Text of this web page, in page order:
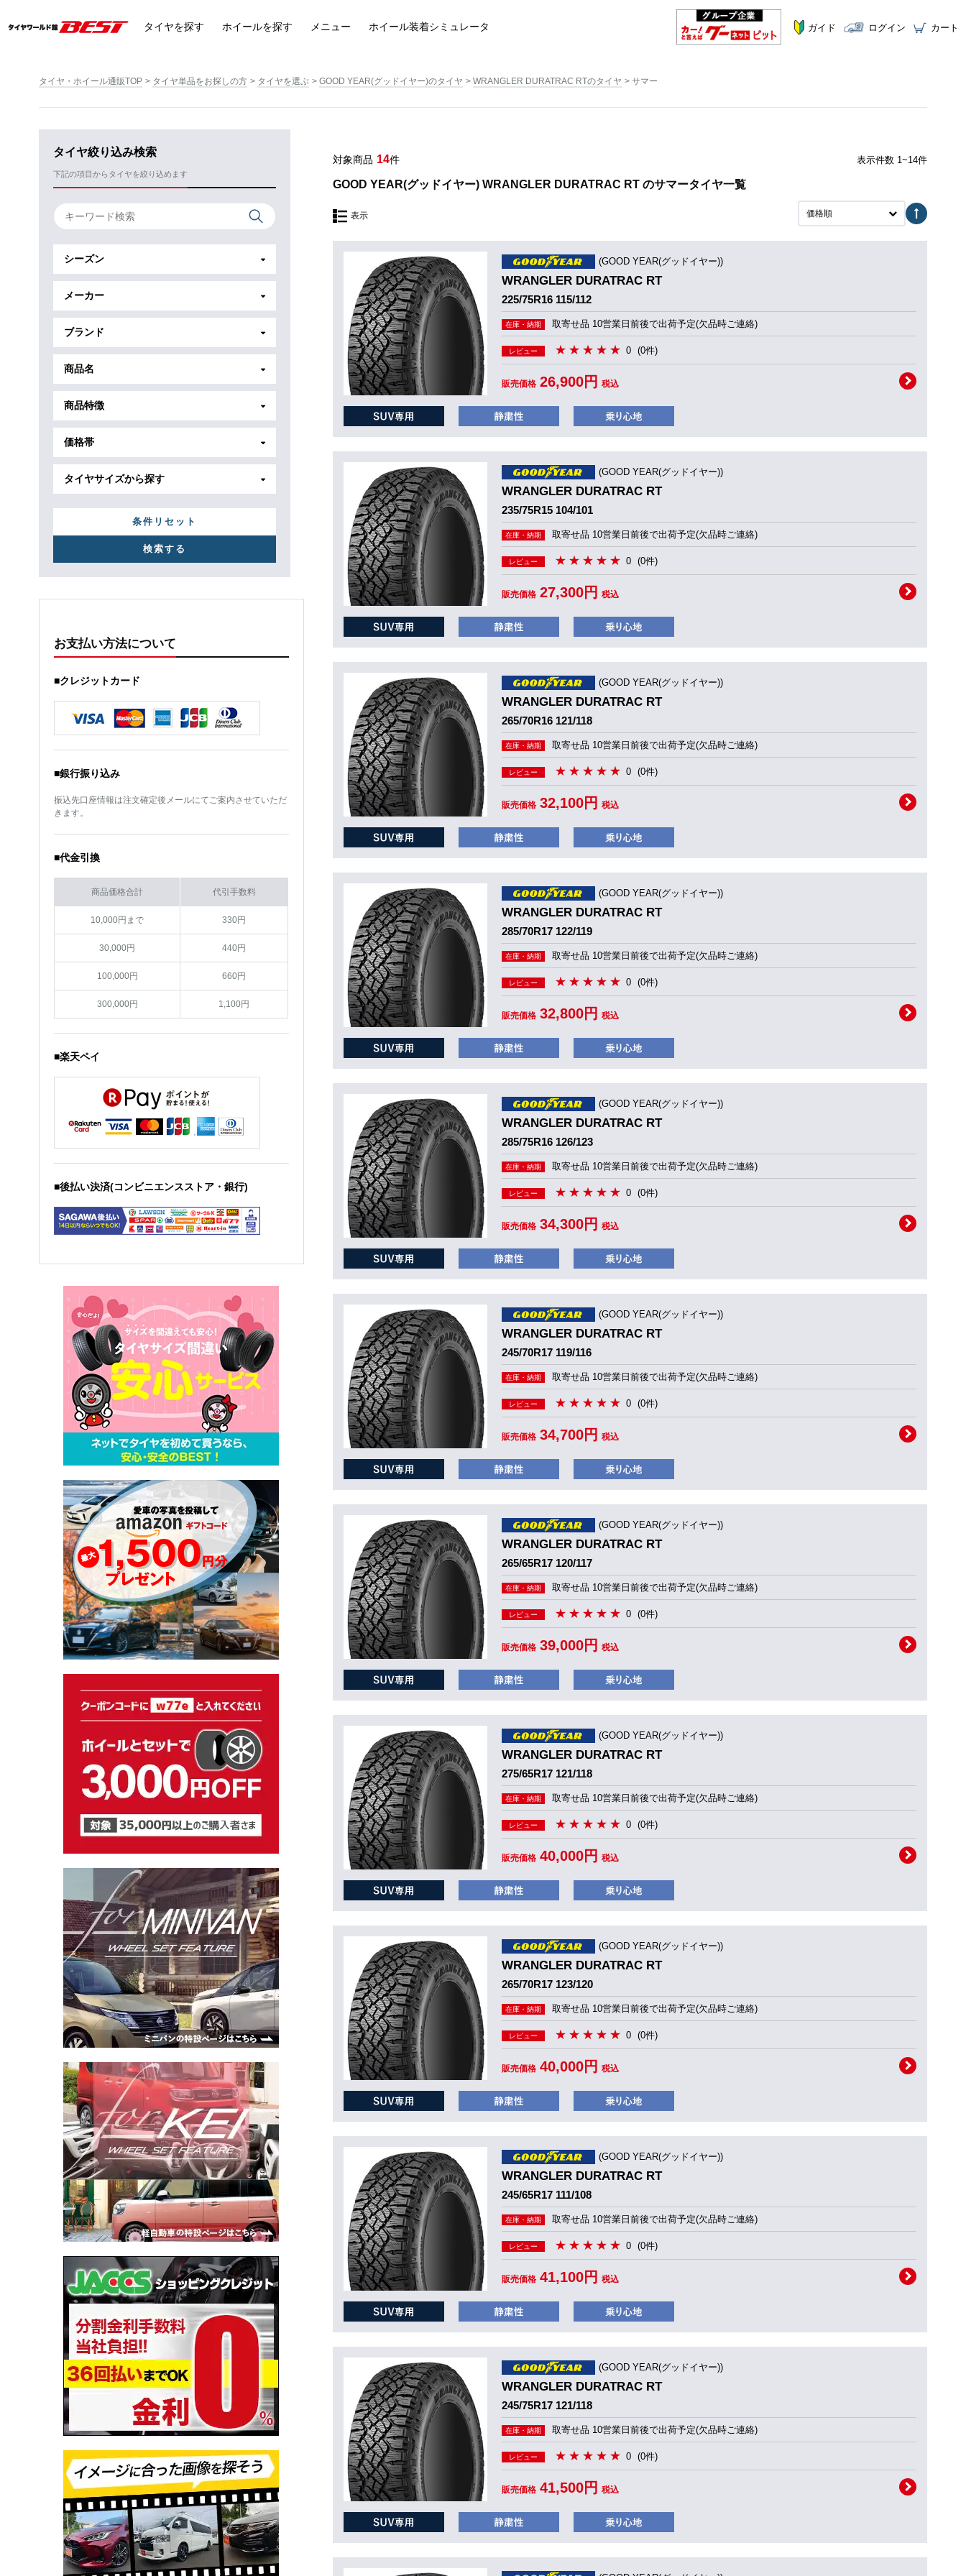
タイヤを探す ホイールを探す メニュー ホイール装着シミュレータ ガイド ログイン カート
タイヤ・ホイール通販TOP タイヤ単品をお探しの方 タイヤを選ぶ GOOD YEAR(グッドイヤー)のタイヤ WRANGLER DURATRAC RTのタイヤ サマー
タイヤ絞り込み検索
下記の項目からタイヤを絞り込めます
シーズン
メーカー
ブランド
商品名
商品特徴
価格帯
タイヤサイズから探す
条件リセット
お支払い方法について
■クレジットカード
■銀行振り込み
振込先口座情報は注文確定後メールにてご案内させていただ
きます。
■代金引換
商品価格合計 代引手数料
10,000円まで 330円
30,000円 440円
100,000円 660円
300,000円 1,100円
■楽天ペイ
■後払い決済(コンビニエンスストア・銀行)
対象商品 14件 表示件数 1~14件
GOOD YEAR(グッドイヤー) WRANGLER DURATRAC RT のサマータイヤ一覧
表示 価格順
(GOOD YEAR(グッドイヤー))
WRANGLER DURATRAC RT
225/75R16 115/112
在庫・納期 取寄せ品 10営業日前後で出荷予定(欠品時ご連絡)
レビュー 0 (0件)
販売価格 26,900円 税込
(GOOD YEAR(グッドイヤー))
WRANGLER DURATRAC RT
235/75R15 104/101
在庫・納期 取寄せ品 10営業日前後で出荷予定(欠品時ご連絡)
レビュー 0 (0件)
販売価格 27,300円 税込
(GOOD YEAR(グッドイヤー))
WRANGLER DURATRAC RT
265/70R16 121/118
在庫・納期 取寄せ品 10営業日前後で出荷予定(欠品時ご連絡)
レビュー 0 (0件)
販売価格 32,100円 税込
(GOOD YEAR(グッドイヤー))
WRANGLER DURATRAC RT
285/70R17 122/119
在庫・納期 取寄せ品 10営業日前後で出荷予定(欠品時ご連絡)
レビュー 0 (0件)
販売価格 32,800円 税込
(GOOD YEAR(グッドイヤー))
WRANGLER DURATRAC RT
285/75R16 126/123
在庫・納期 取寄せ品 10営業日前後で出荷予定(欠品時ご連絡)
レビュー 0 (0件)
販売価格 34,300円 税込
(GOOD YEAR(グッドイヤー))
WRANGLER DURATRAC RT
245/70R17 119/116
在庫・納期 取寄せ品 10営業日前後で出荷予定(欠品時ご連絡)
レビュー 0 (0件)
販売価格 34,700円 税込
(GOOD YEAR(グッドイヤー))
WRANGLER DURATRAC RT
265/65R17 120/117
在庫・納期 取寄せ品 10営業日前後で出荷予定(欠品時ご連絡)
レビュー 0 (0件)
販売価格 39,000円 税込
(GOOD YEAR(グッドイヤー))
WRANGLER DURATRAC RT
275/65R17 121/118
在庫・納期 取寄せ品 10営業日前後で出荷予定(欠品時ご連絡)
レビュー 0 (0件)
販売価格 40,000円 税込
(GOOD YEAR(グッドイヤー))
WRANGLER DURATRAC RT
265/70R17 123/120
在庫・納期 取寄せ品 10営業日前後で出荷予定(欠品時ご連絡)
レビュー 0 (0件)
販売価格 40,000円 税込
(GOOD YEAR(グッドイヤー))
WRANGLER DURATRAC RT
245/65R17 111/108
在庫・納期 取寄せ品 10営業日前後で出荷予定(欠品時ご連絡)
レビュー 0 (0件)
販売価格 41,100円 税込
(GOOD YEAR(グッドイヤー))
WRANGLER DURATRAC RT
245/75R17 121/118
在庫・納期 取寄せ品 10営業日前後で出荷予定(欠品時ご連絡)
レビュー 0 (0件)
販売価格 41,500円 税込